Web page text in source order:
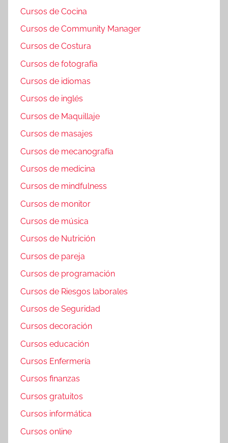
Cursos de Cocina
Cursos de Community Manager
Cursos de Costura
Cursos de fotografía
Cursos de idiomas
Cursos de inglés
Cursos de Maquillaje
Cursos de masajes
Cursos de mecanografía
Cursos de medicina
Cursos de mindfulness
Cursos de monitor
Cursos de música
Cursos de Nutrición
Cursos de pareja
Cursos de programación
Cursos de Riesgos laborales
Cursos de Seguridad
Cursos decoración
Cursos educación
Cursos Enfermería
Cursos finanzas
Cursos gratuitos
Cursos informática
Cursos online